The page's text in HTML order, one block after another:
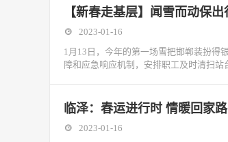
【新春走基层】闻雪而动保出
2023-01-16
1月13日，今年的第一场雪把邯郸装扮得
障和应急响应机制，安排职工及时清扫站
临泽：春运进行时 情暖回家路
2023-01-16